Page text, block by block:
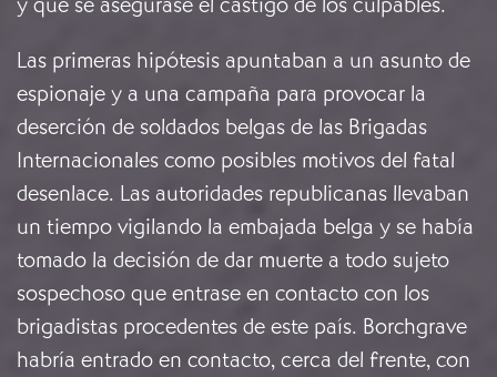
Las primeras hipótesis apuntaban a un asunto de
espionaje y a una campaña para provocar la
deserción de soldados belgas de las Brigadas
Internacionales como posibles motivos del fatal
desenlace. Las autoridades republicanas llevaban
un tiempo vigilando la embajada belga y se había
tomado la decisión de dar muerte a todo sujeto
sospechoso que entrase en contacto con los
brigadistas procedentes de este país. Borchgrave
habría entrado en contacto, cerca del frente, con